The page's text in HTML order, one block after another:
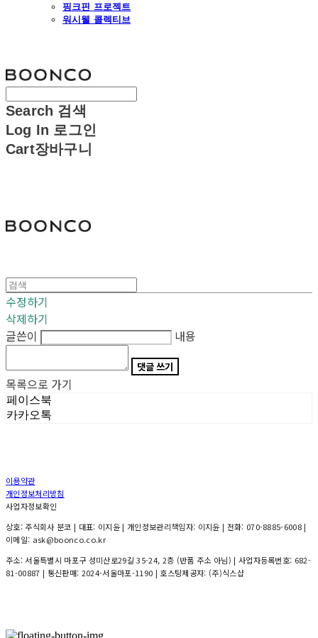
핑크핀 프로젝트
워시웰 콜렉티브
Search 검색
Log In 로그인
Cart장바구니
수정하기
삭제하기
글쓴이
내용
댓글 쓰기
목록으로 가기
페이스북
카카오톡
이용약관
개인정보처리방침
사업자정보확인
상호: 주식회사 분코 | 대표: 이지윤 | 개인정보관리책임자: 이지윤 | 전화: 070-8885-6008 |
이메일: ask@boonco.co.kr
주소: 서울특별시 마포구 성미산로29길 35-24, 2층 (반품 주소 아님) | 사업자등록번호: 682-
81-00887 | 통신판매: 2024-서울마포-1190 | 호스팅제공자: (주)식스샵